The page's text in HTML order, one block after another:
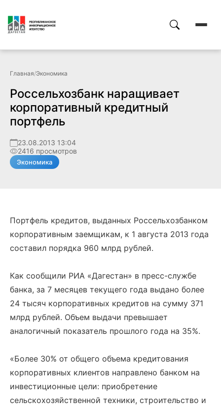
Главная/Экономика
Россельхозбанк наращивает
корпоративный кредитный
портфель
23.08.2013 13:04
2416 просмотров
Экономика
Портфель кредитов, выданных Россельхозбанком
корпоративным заемщикам, к 1 августа 2013 года
составил порядка 960 млрд рублей.
Как сообщили РИА «Дагестан» в пресс-службе
банка, за 7 месяцев текущего года выдано более
24 тысяч корпоративных кредитов на сумму 371
млрд рублей. Объем выдачи превышает
аналогичный показатель прошлого года на 35%.
«Более 30% от общего объема кредитования
корпоративных клиентов направлено банком на
инвестиционные цели: приобретение
сельскохозяйственной техники, строительство и